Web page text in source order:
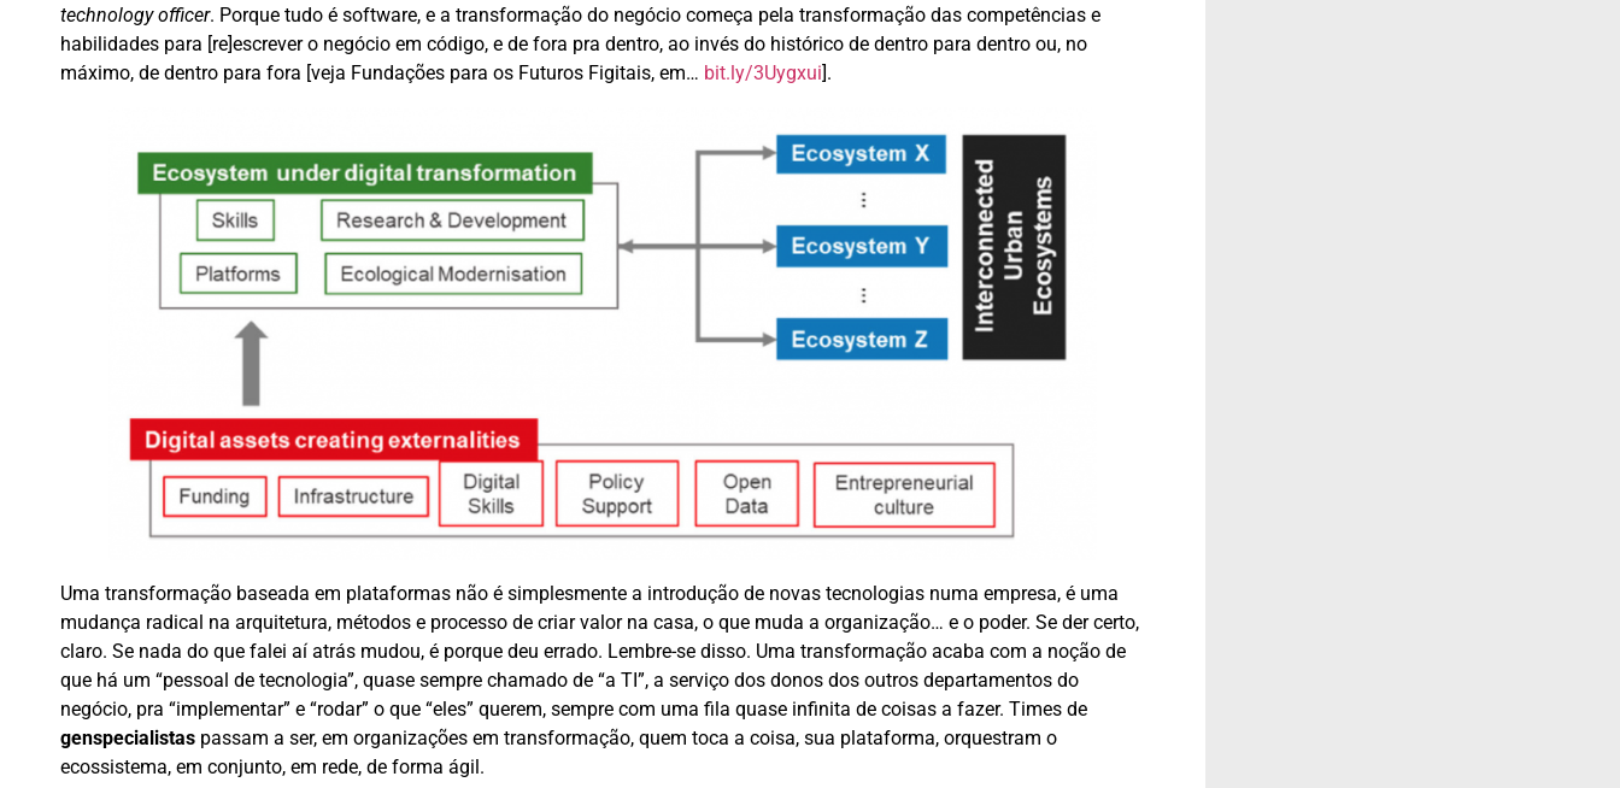
technology officer. Porque tudo é software, e a transformação do negócio começa pela transformação das competências e
habilidades para [re]escrever o negócio em código, e de fora pra dentro, ao invés do histórico de dentro para dentro ou, no
máximo, de dentro para fora [veja Fundações para os Futuros Figitais, em… bit.ly/3Uygxui].
Uma transformação baseada em plataformas não é simplesmente a introdução de novas tecnologias numa empresa, é uma
mudança radical na arquitetura, métodos e processo de criar valor na casa, o que muda a organização… e o poder. Se der certo,
claro. Se nada do que falei aí atrás mudou, é porque deu errado. Lembre-se disso. Uma transformação acaba com a noção de
que há um “pessoal de tecnologia”, quase sempre chamado de “a TI”, a serviço dos donos dos outros departamentos do
negócio, pra “implementar” e “rodar” o que “eles” querem, sempre com uma fila quase infinita de coisas a fazer. Times de
genspecialistas passam a ser, em organizações em transformação, quem toca a coisa, sua plataforma, orquestram o
ecossistema, em conjunto, em rede, de forma ágil.